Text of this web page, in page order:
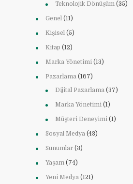
Teknolojik Dönüşüm (35)
Genel (11)
Kişisel (5)
Kitap (12)
Marka Yönetimi (13)
Pazarlama (167)
Dijital Pazarlama (37)
Marka Yönetimi (1)
Müşteri Deneyimi (1)
Sosyal Medya (43)
Sunumlar (3)
Yaşam (74)
Yeni Medya (121)